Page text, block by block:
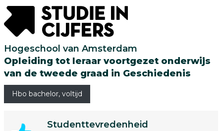
Hogeschool van Amsterdam
Opleiding tot leraar voortgezet onderwijs
van de tweede graad in Geschiedenis
Hbo bachelor, voltijd
Studenttevredenheid